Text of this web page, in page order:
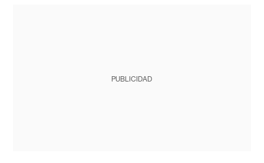
PUBLICIDAD